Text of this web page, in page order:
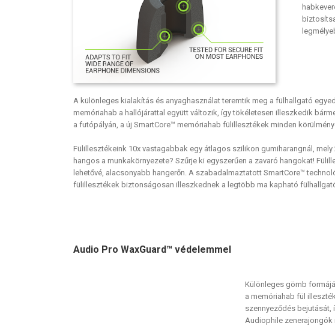
A különleges kialakítás és anyaghasználat teremtik meg a fülhallgató
memóriahab a hallójárattal együtt változik, így tökéletesen illeszkedik
a futópályán, a új SmartCore™ memóriahab fülillesztékek minden
Fülillesztékeink 10x vastagabbak egy átlagos szilikon gumiharangnál,
hangos a munkakörnyezete? Szűrje ki egyszerűen a zavaró hangokat!
lehetővé, alacsonyabb hangerőn. A szabadalmaztatott SmartCore™
fülillesztékek biztonságosan illeszkednek a legtöbb ma kapható
Audio Pro WaxGuard™ védelemmel
Különleges gömb
a memóriahab fül
szennyeződés bejutását,
Audiophile zenerajongók